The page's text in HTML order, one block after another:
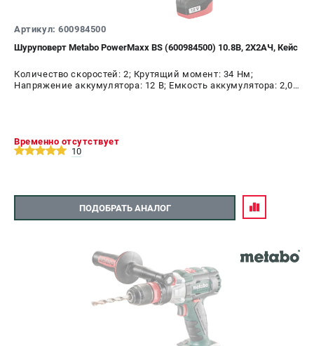
Артикул: 600984500
Шуруповерт Metabo PowerMaxx BS (600984500) 10.8В, 2X2АЧ, Кейс
Количество скоростей: 2; Крутящий момент: 34 Нм;
Напряжение аккумулятора: 12 В; Емкость аккумулятора: 2,0
Временно отсутствует
10
ПОДОБРАТЬ АНАЛОГ